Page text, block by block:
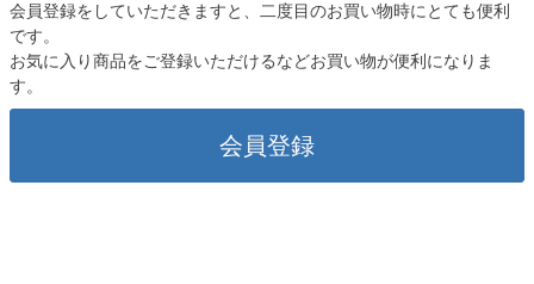
会員登録をしていただきますと、二度目のお買い物時にとても便利
です。
お気に入り商品をご登録いただけるなどお買い物が便利になりま
す。
会員登録